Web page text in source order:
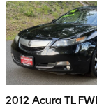
2012 Acura TL